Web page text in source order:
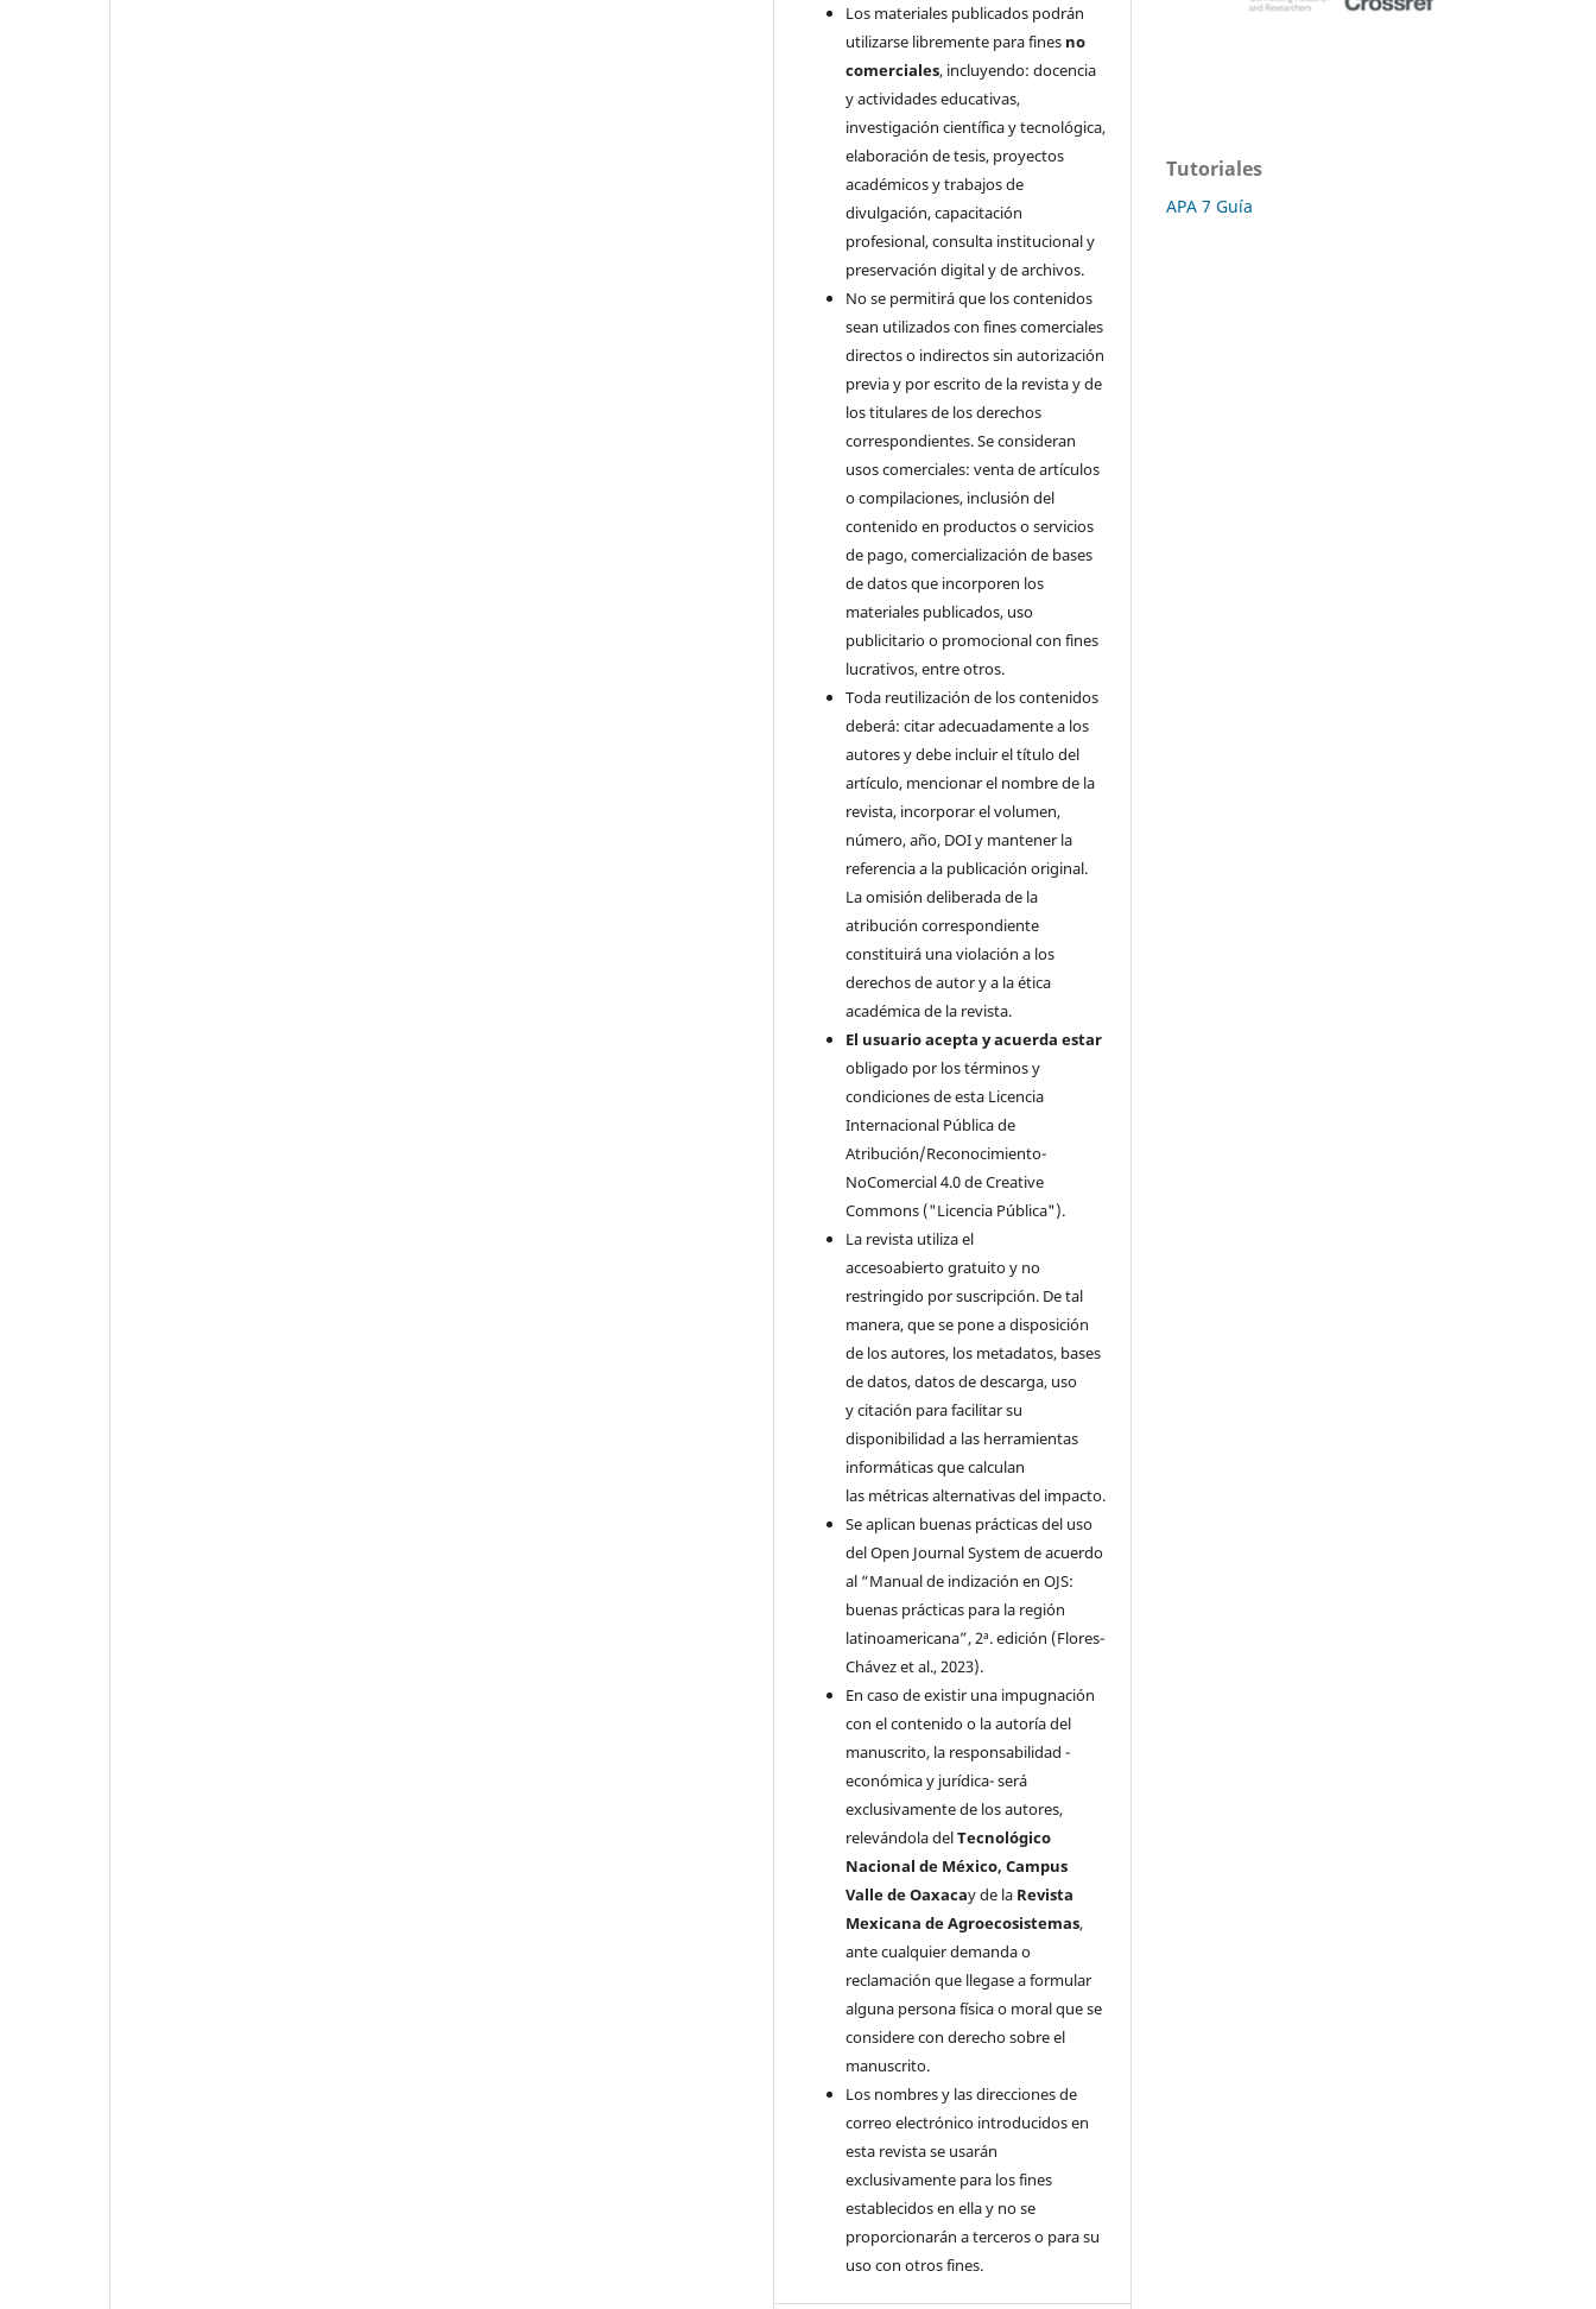
Los materiales publicados podrán
utilizarse libremente para fines no
comerciales, incluyendo: docencia
y actividades educativas,
investigación científica y tecnológica,
elaboración de tesis, proyectos
académicos y trabajos de
divulgación, capacitación
profesional, consulta institucional y
preservación digital y de archivos.
No se permitirá que los contenidos
sean utilizados con fines comerciales
directos o indirectos sin autorización
previa y por escrito de la revista y de
los titulares de los derechos
correspondientes. Se consideran
usos comerciales: venta de artículos
o compilaciones, inclusión del
contenido en productos o servicios
de pago, comercialización de bases
de datos que incorporen los
materiales publicados, uso
publicitario o promocional con fines
lucrativos, entre otros.
Toda reutilización de los contenidos
deberá: citar adecuadamente a los
autores y debe incluir el título del
artículo, mencionar el nombre de la
revista, incorporar el volumen,
número, año, DOI y mantener la
referencia a la publicación original.
La omisión deliberada de la
atribución correspondiente
constituirá una violación a los
derechos de autor y a la ética
académica de la revista.
El usuario acepta y acuerda estar
obligado por los términos y
condiciones de esta Licencia
Internacional Pública de
Atribución/Reconocimiento-
NoComercial 4.0 de Creative
Commons ("Licencia Pública").
La revista utiliza el
accesoabierto gratuito y no
restringido por suscripción. De tal
manera, que se pone a disposición
de los autores, los metadatos, bases
de datos, datos de descarga, uso
y citación para facilitar su
disponibilidad a las herramientas
informáticas que calculan
las métricas alternativas del impacto.
Se aplican buenas prácticas del uso
del Open Journal System de acuerdo
al “Manual de indización en OJS:
buenas prácticas para la región
latinoamericana”, 2ª. edición (Flores-
Chávez et al., 2023).
En caso de existir una impugnación
con el contenido o la autoría del
manuscrito, la responsabilidad -
económica y jurídica- será
exclusivamente de los autores,
relevándola delTecnológico
Nacional de México, Campus
Valle de Oaxacay de la Revista
Mexicana de Agroecosistemas,
ante cualquier demanda o
reclamación que llegase a formular
alguna persona física o moral que se
considere con derecho sobre el
manuscrito.
Los nombres y las direcciones de
correo electrónico introducidos en
esta revista se usarán
exclusivamente para los fines
establecidos en ella y no se
proporcionarán a terceros o para su
uso con otros fines.
Tutoriales
APA 7 Guía